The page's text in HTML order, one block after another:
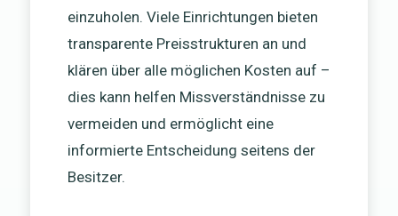
einzuholen. Viele Einrichtungen bieten
transparente Preisstrukturen an und
klären über alle möglichen Kosten auf –
dies kann helfen Missverständnisse zu
vermeiden und ermöglicht eine
informierte Entscheidung seitens der
Besitzer.